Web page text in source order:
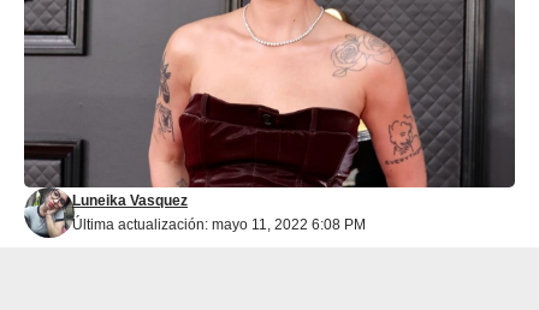
Última actualización: mayo 11, 2022 6:08 PM
Luneika Vasquez